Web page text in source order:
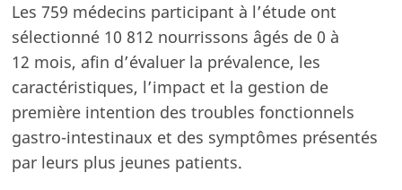
Notre héritage
Notre recherche
Notre recherche sur le lait maternel
Qualité, science, éthique : nos engagements !
Les étapes clés de fabrication de nos laits infantiles
NOS PRODUITS
Les 759 médecins participant à l’étude ont
sélectionné 10 812 nourrissons âgés de 0 à
12 mois, afin d’évaluer la prévalence, les
caractéristiques, l’impact et la gestion de
première intention des troubles fonctionnels
gastro-intestinaux et des symptômes présentés
par leurs plus jeunes patients.